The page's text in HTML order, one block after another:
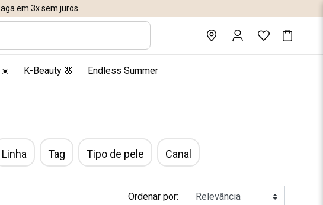
em 3x sem juros
☀️ K-Beauty 🌸 Endless Summer
Linha Tag Tipo de pele Canal
Ordenar por: